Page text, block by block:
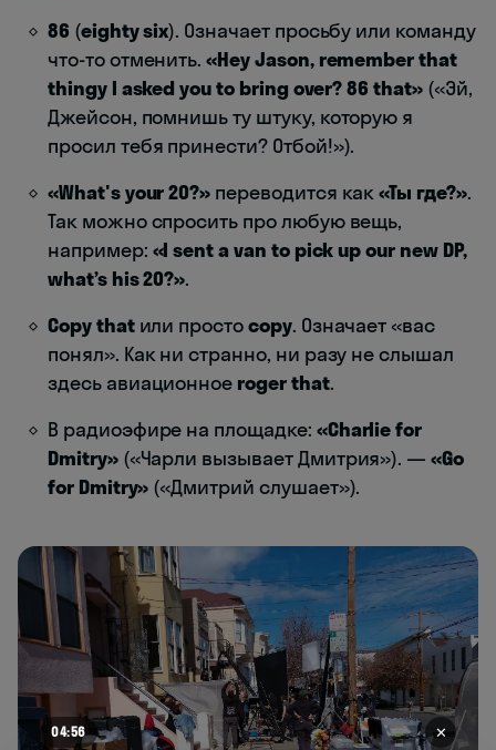
86 (eighty six). Означает просьбу или команду
что-то отменить.«Hey Jason, remember that
thingy I asked you to bring over? 86 that»(«Эй,
Джейсон, помнишь ту штуку, которую я
просил тебя принести? Отбой!»).
«What's your 20?» переводится как«Ты где?».
Так можно спросить про любую вещь,
например: «I sent a van to pick up our new DP,
what’s his 20?».
Сopy thatили простоcopy. Означает «вас
понял». Как ни странно, ни разу не слышал
здесь авиационное roger that.
В радиоэфире на площадке: «Charlie for
Dmitry»(«Чарли вызывает Дмитрия»). —«Go
for Dmitry» («Дмитрий слушает»).
04:50 ✕